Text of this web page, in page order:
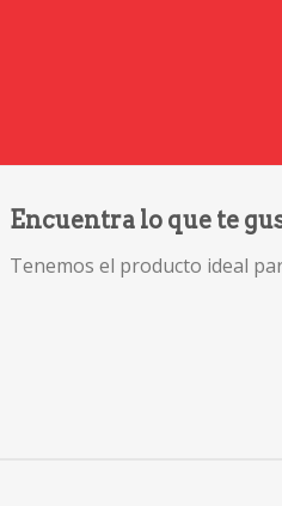
Encuentra lo que te
Tenemos el producto ideal